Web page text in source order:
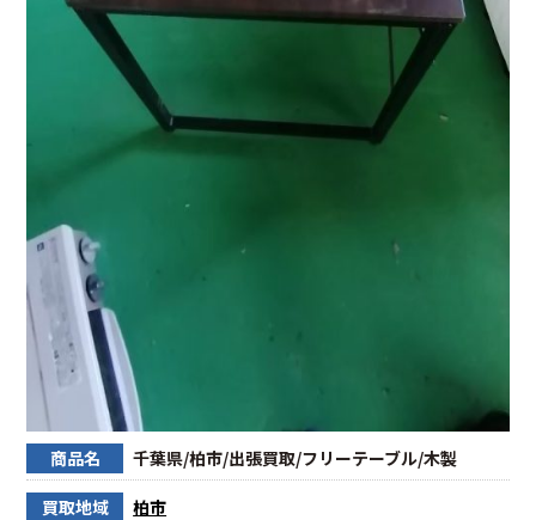
商品名 千葉県/柏市/出張買取/フリーテーブル/木製
買取地域 柏市